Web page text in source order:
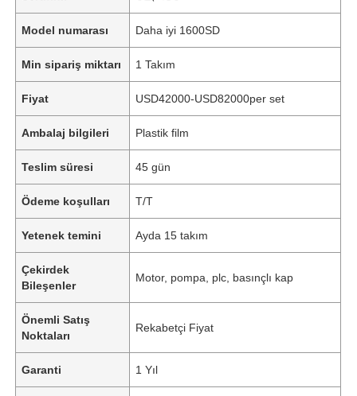
Model numarası Daha iyi 1600SD
Min sipariş miktarı 1 Takım
Fiyat USD42000-USD82000per set
Ambalaj bilgileri Plastik film
Teslim süresi 45 gün
Ödeme koşulları T/T
Yetenek temini Ayda 15 takım
Çekirdek
Bileşenler
Motor, pompa, plc, basınçlı kap
Önemli Satış
Noktaları
Rekabetçi Fiyat
Garanti 1 Yıl